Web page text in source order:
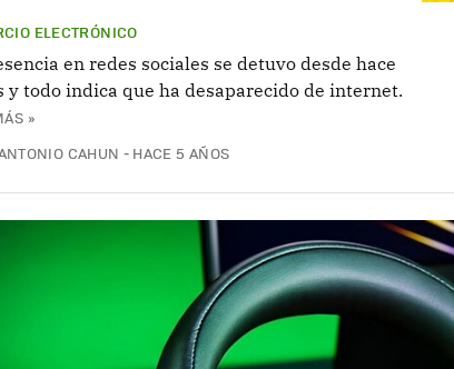
ELECTRÓNICO
en redes sociales se detuvo desde hace
y todo indica que ha desaparecido de internet.
»
CAHUN HACE 5 AÑOS